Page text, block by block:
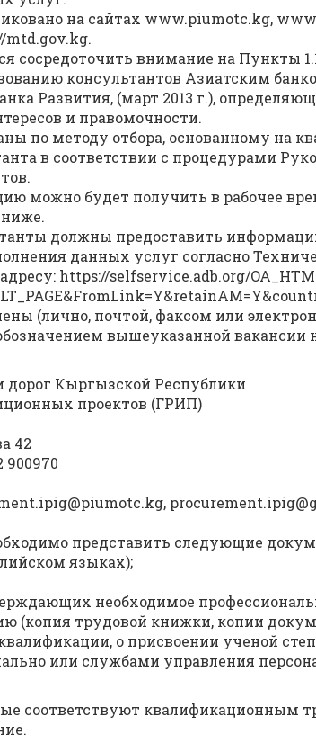
на сайтах www.piumotc.kg,
mtd.gov.kg.
сосредоточить внимание на Пункты
консультантов Азиатским
Развития, (март 2013 г.),
и правомочности.
по методу отбора, основанному на
в соответствии с процедурами
можно будет получить в рабочее
ниже.
должны предоставить
данных услуг согласно
https://selfservice.adb.org/
(лично, почтой, факсом или
вышеуказанной вакансии
дорог Кыргызской Республики
проектов (ГРИП)
42
900970
представить следующие
языках);
необходимое
(копия трудовой книжки, копии
о присвоении ученой
или службами управления
соответствуют квалификационным